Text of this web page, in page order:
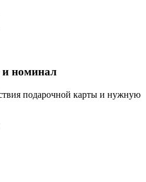
и номинал
подарочной карты и нужную